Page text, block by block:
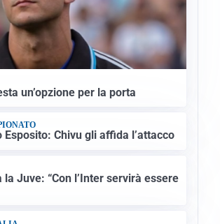
un’opzione per la porta
Esposito: Chivu gli affida l’attacco
Juve: “Con l’Inter servirà essere